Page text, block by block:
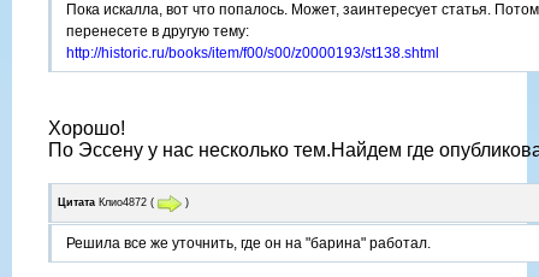
Пока искалла, вот что попалось. Может, заинтересует статья. Потом
перенесете в другую тему:
http://historic.ru/books/item/f00/s00/z0000193/st138.shtml
Хорошо!
По Эссену у нас несколько тем.Найдем где
Цитата Клио4872 ( )
Решила все же уточнить, где он на "барина" работал.